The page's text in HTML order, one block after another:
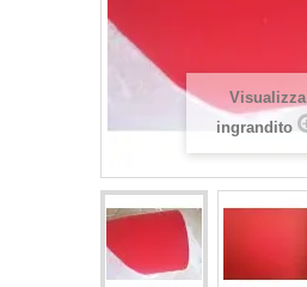
Visualizza
ingrandito